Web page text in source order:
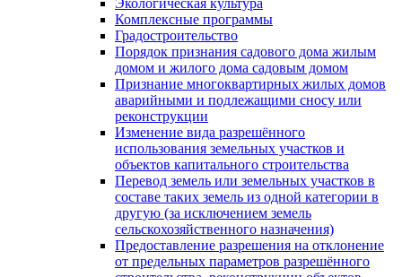
Экологическая культура
Комплексные программы
Градостроительство
Порядок признания садового дома жилым
домом и жилого дома садовым домом
Признание многоквартирных жилых домов
аварийными и подлежащими сносу или
реконструкции
Изменение вида разрешённого
использования земельных участков и
объектов капитального строительства
Перевод земель или земельных участков в
составе таких земель из одной категории в
другую (за исключением земель
сельскохозяйственного назначения)
Предоставление разрешения на отклонение
от предельных параметров разрешённого